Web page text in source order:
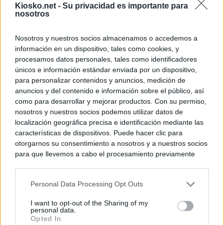
Kiosko.net - Su privacidad es importante para
nosotros
Nosotros y nuestros socios almacenamos o accedemos a
información en un dispositivo, tales como cookies, y
procesamos datos personales, tales como identificadores
únicos e información estándar enviada por un dispositivo,
para personalizar contenidos y anuncios, medición de
anuncios y del contenido e información sobre el público, así
como para desarrollar y mejorar productos. Con su permiso,
nosotros y nuestros socios podemos utilizar datos de
localización geográfica precisa e identificación mediante las
características de dispositivos. Puede hacer clic para
otorgarnos su consentimiento a nosotros y a nuestros socios
para que llevemos a cabo el procesamiento previamente
negar su consentimiento. Tenga en cuenta que algún
de su consentimiento, pero usted tiene el derecho de
rechazar tal procesamiento. Sus preferencias se aplicarán
Personal Data Processing Opt Outs
I want to opt-out of the Sharing of my
personal data.
Opted In